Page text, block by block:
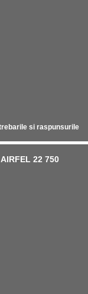
si raspunsurile
22 750